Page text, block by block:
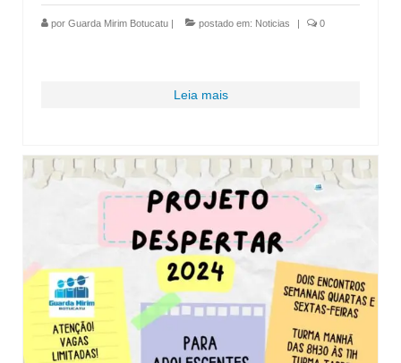
por Guarda Mirim Botucatu postado em: Noticias 0
Leia mais